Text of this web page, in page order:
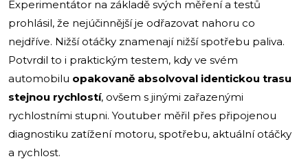
Experimentátor na základě svých měření a testů
prohlásil, že nejúčinnější je odřazovat nahoru co
nejdříve. Nižší otáčky znamenají nižší spotřebu paliva.
Potvrdil to i praktickým testem, kdy ve svém
automobilu opakovaně absolvoval identickou trasu
stejnou rychlostí, ovšem s jinými zařazenými
rychlostními stupni. Youtuber měřil přes připojenou
diagnostiku zatížení motoru, spotřebu, aktuální otáčky
a rychlost.